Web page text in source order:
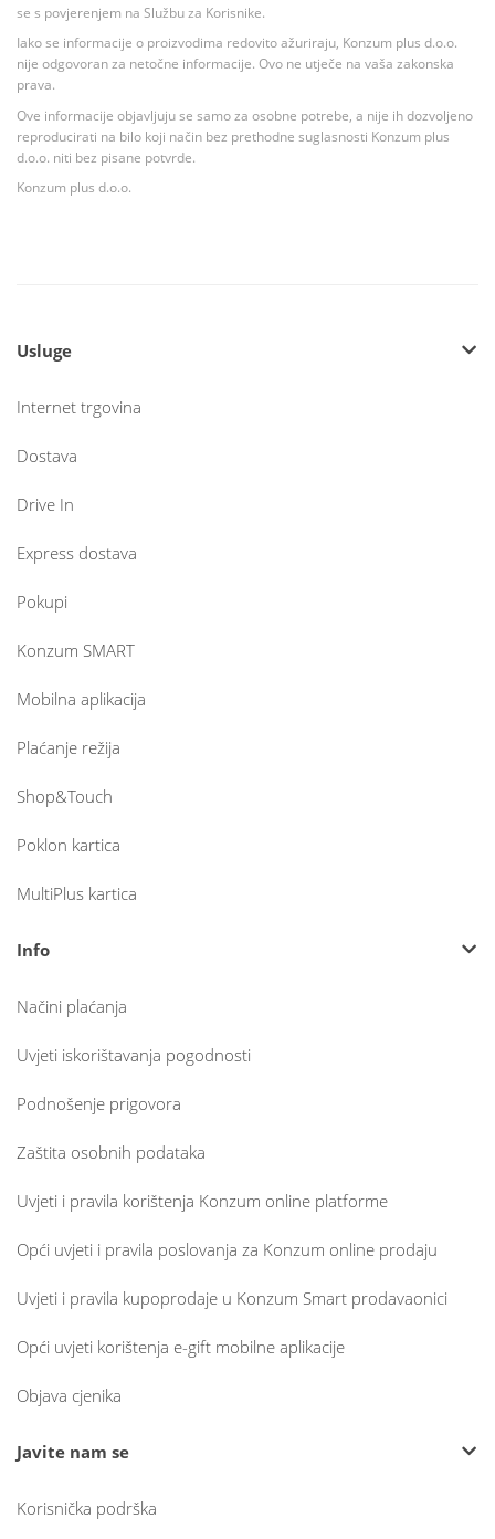
se s povjerenjem na Službu za Korisnike.
Iako se informacije o proizvodima redovito ažuriraju, Konzum plus d.o.o.
nije odgovoran za netočne informacije. Ovo ne utječe na vaša zakonska
prava.
Ove informacije objavljuju se samo za osobne potrebe, a nije ih dozvoljeno
reproducirati na bilo koji način bez prethodne suglasnosti Konzum plus
d.o.o. niti bez pisane potvrde.
Konzum plus d.o.o.
Usluge
Internet trgovina
Dostava
Drive In
Express dostava
Pokupi
Konzum SMART
Mobilna aplikacija
Plaćanje režija
Shop&Touch
Poklon kartica
MultiPlus kartica
Info
Načini plaćanja
Uvjeti iskorištavanja pogodnosti
Podnošenje prigovora
Zaštita osobnih podataka
Uvjeti i pravila korištenja Konzum online platforme
Opći uvjeti i pravila poslovanja za Konzum online prodaju
Uvjeti i pravila kupoprodaje u Konzum Smart prodavaonici
Opći uvjeti korištenja e-gift mobilne aplikacije
Objava cjenika
Javite nam se
Korisnička podrška